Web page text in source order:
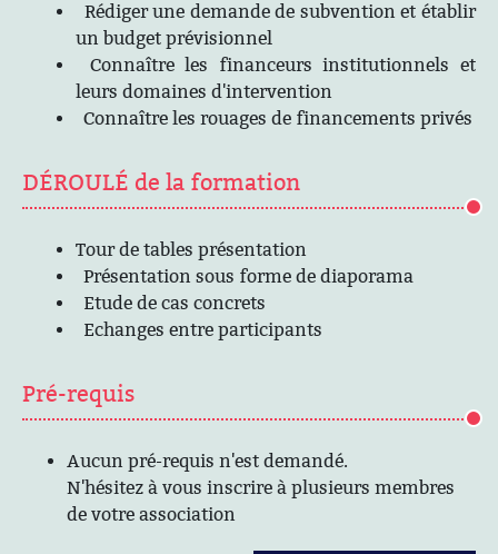
Rédiger une demande de subvention et établir
un budget prévisionnel
Connaître les financeurs institutionnels et
leurs domaines d'intervention
Connaître les rouages de financements privés
DÉROULÉ de la formation
Tour de tables présentation
Présentation sous forme de diaporama
Etude de cas concrets
Echanges entre participants
Pré-requis
Aucun pré-requis n'est demandé.
N'hésitez à vous inscrire à plusieurs membres
de votre association